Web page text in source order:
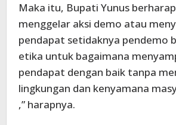
Maka itu, Bupati Yunus
menggelar aksi demo atau
pendapat setidaknya pendemo
etika untuk bagaimana
pendapat dengan baik tanpa
lingkungan dan kenyamana
,” harapnya.